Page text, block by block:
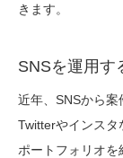
きます。
SNSを運用す
近年、SNSから案
Twitterやインスタ
ポートフォリオを